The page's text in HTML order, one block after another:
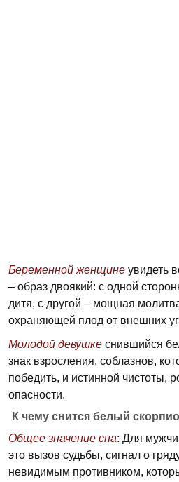
Беременной женщине увидеть
– образ двоякий: с одной
дитя, с другой – мощная
охраняющей плод от внешних
Молодой девушке снившийся
знак взросления, соблазнов,
победить, и истинной чистоты,
опасности.
К чему снится белый
Общее значение сна: Для
это вызов судьбы, сигнал о
невидимым противником,